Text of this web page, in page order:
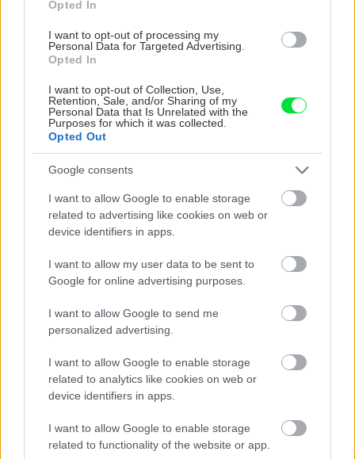
Opted In
I want to opt-out of processing my
Personal Data for Targeted Advertising.
Opted In
I want to opt-out of Collection, Use,
Retention, Sale, and/or Sharing of my
Personal Data that Is Unrelated with the
Purposes for which it was collected.
Opted Out
Google consents
I want to allow Google to enable storage
related to advertising like cookies on web or
device identifiers in apps.
I want to allow my user data to be sent to
Google for online advertising purposes.
I want to allow Google to send me
personalized advertising.
I want to allow Google to enable storage
related to analytics like cookies on web or
device identifiers in apps.
I want to allow Google to enable storage
related to functionality of the website or app.
ovocia v byte
Izbové rastliny
Pestujete sadenice vo
vnútri? Týmto chybám sa
Datľové hrozno Suvenir
Aktuality
Najnovší Urob si sám!
Marcové vydanie je v